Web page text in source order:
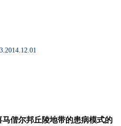
偕尔邦丘陵地带的患病模式的